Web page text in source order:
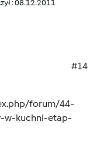
: 08.12.2011
#14
forum/44-
w-kuchni-etap-